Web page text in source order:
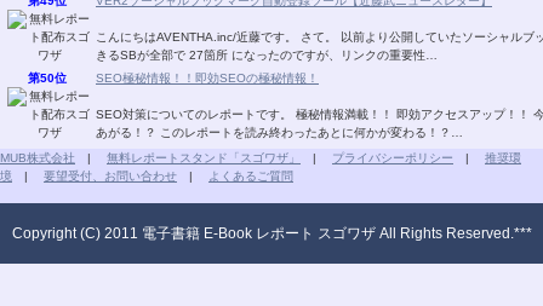
こんにちはAVENTHA.inc/近藤です。 さて。 以前より公開していたソーシャルブックマークソフトがバージョンアップしました。 登録で
きるSBが全部で 27箇所 になったのですが、リンクの重要性…
第50位
SEO極秘情報！！即効SEOの極秘情報！
SEO対策についてのレポートです。 極秘情報満載！！ 即効アクセスアップ！！ 今すぐSEO対策！！ グーグルページランクもどんどん
あがる！？ このレポートを読み終わったあとに何かが変わる！？…
MUB株式会社 | 無料レポートスタンド「スゴワザ」 | プライバシーポリシー | 推奨環
境 | 要望受付、お問い合わせ | よくあるご質問
Copyright (C) 2011 電子書籍 E-Book レポート スゴワザ All Rights Reserved.***